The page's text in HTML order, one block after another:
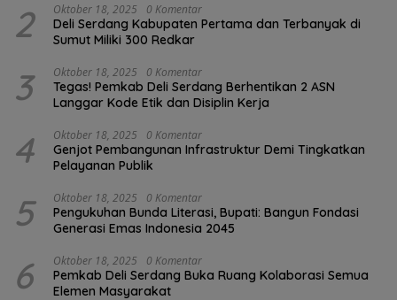
2 Oktober 18, 2025 0 Komentar
Deli Serdang Kabupaten Pertama dan Terbanyak di
Sumut Miliki 300 Redkar
3 Oktober 18, 2025 0 Komentar
Tegas! Pemkab Deli Serdang Berhentikan 2 ASN
Langgar Kode Etik dan Disiplin Kerja
4 Oktober 18, 2025 0 Komentar
Genjot Pembangunan Infrastruktur Demi Tingkatkan
Pelayanan Publik
5 Oktober 18, 2025 0 Komentar
Pengukuhan Bunda Literasi, Bupati: Bangun Fondasi
Generasi Emas Indonesia 2045
6 Oktober 18, 2025 0 Komentar
Pemkab Deli Serdang Buka Ruang Kolaborasi Semua
Elemen Masyarakat